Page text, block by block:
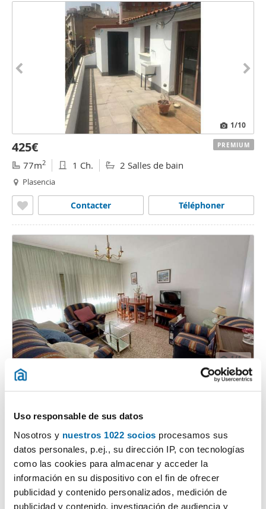
Uso responsable de sus datos
Nosotros y nuestros 1022 socios procesamos sus
datos personales, p.ej., su dirección IP, con tecnologías
como las cookies para almacenar y acceder la
información en su dispositivo con el fin de ofrecer
publicidad y contenido personalizados, medición de
publicidad y contenido, investigación de audiencia y
1/10
425€
77m2 1 Ch. 2 Salles de bain
Plasencia
Téléphoner
Contacter
PREMIUM
1/1
500€
Malpartida de Plasencia
Téléphoner
Contacter
PREMIUM